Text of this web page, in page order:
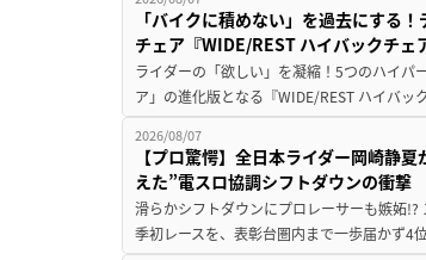
「バイクに積めない」を過去にする
チェア『WIDE/REST ハイバックチェ
ライダーの「欲しい」を凝縮！5つのハイパ
ア」の進化版となる『WIDE/REST ハイバ
2026/08/07
【プロ驚愕】全日本ライダー岡崎静
えた”電スロ協調シフトダウンの衝撃
滑らかシフトダウンにプロレーサーも嫉妬
季初レースを、表彰台圏内まで一歩届かず